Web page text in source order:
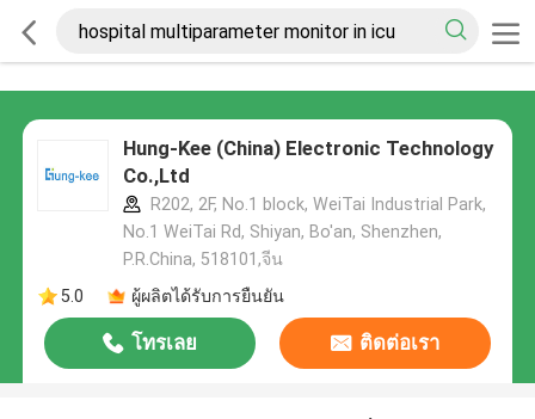
Hung-Kee (China) Electronic Technology
Co.,Ltd
R202, 2F, No.1 block, WeiTai Industrial Park,
No.1 WeiTai Rd, Shiyan, Bo'an, Shenzhen,
P.R.China, 518101​​​​​​​,จีน
5.0
ผู้ผลิตได้รับการยืนยัน
โทรเลย ติดต่อเรา